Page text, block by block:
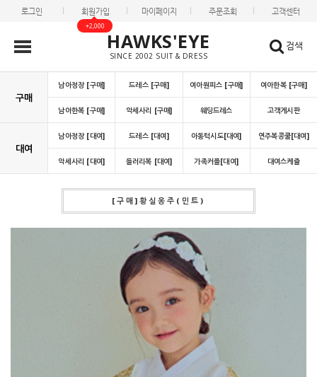
로그인 회원가입
+2,000
마이페이지 주문조회 고객센터
HAWKS'EYE
SINCE 2002 SUIT & DRESS
검색
구매
남아정장 [구매] 드레스 [구매] 여아원피스 [구매] 여아한복 [구매]
남아한복 [구매] 악세사리 [구매] 웨딩드레스 고객게시판
대여
남아정장 [대여] 드레스 [대여] 아동턱시도[대여] 연주복콩쿨[대여]
악세사리 [대여] 들러리복 [대여] 가족커플[대여] 대여스케쥴
[구매]황실옹주(민트)